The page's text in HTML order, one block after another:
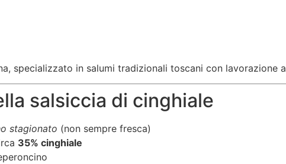
specializzato in salumi tradizionali toscani con lavorazione
salsiccia di cinghiale
stagionato (non sempre fresca)
35% cinghiale